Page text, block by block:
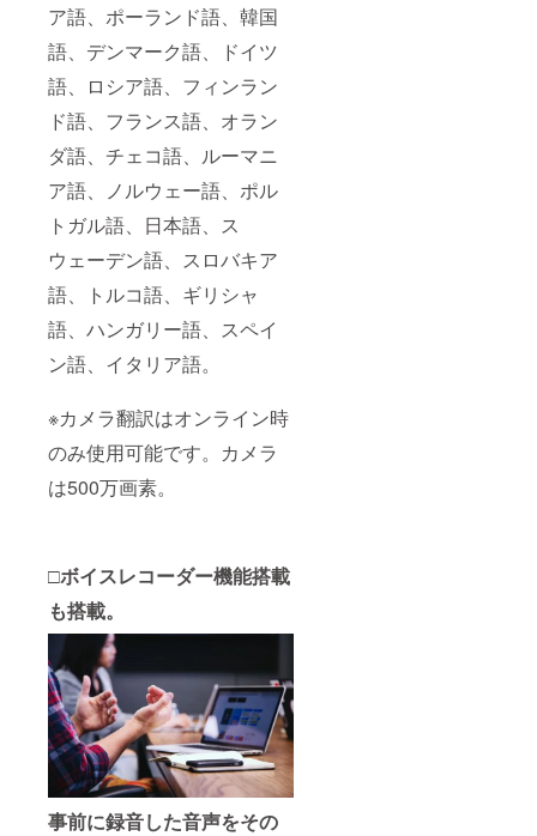
ア語、ポーランド語、韓国
語、デンマーク語、ドイツ
語、ロシア語、フィンラン
ド語、フランス語、オラン
ダ語、チェコ語、ルーマニ
ア語、ノルウェー語、ポル
トガル語、日本語、ス
ウェーデン語、スロバキア
語、トルコ語、ギリシャ
語、ハンガリー語、スペイ
ン語、イタリア語。
※カメラ翻訳はオンライン時
のみ使用可能です。カメラ
は500万画素。
□ボイスレコーダー機能搭載
も搭載。
事前に録音した音声をその